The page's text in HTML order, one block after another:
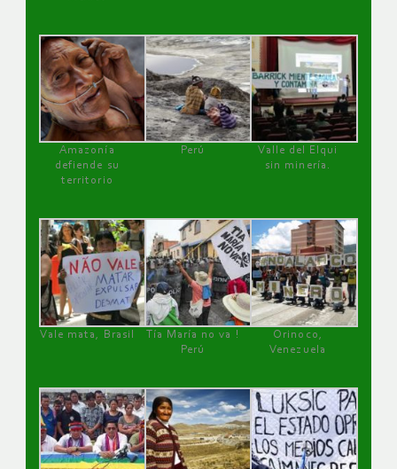
Amazonía
defiende su
territorio
Perú
Valle del Elqui
sin minería.
Vale mata, Brasil
Tía María no va !
Perú
Orinoco,
Venezuela